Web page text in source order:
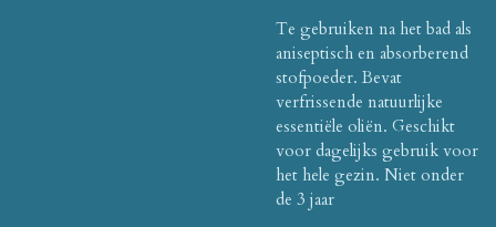
Te gebruiken na het bad als
aniseptisch en absorberend
stofpoeder. Bevat
verfrissende natuurlijke
essentiële oliën. Geschikt
voor dagelijks gebruik voor
het hele gezin. Niet onder
de 3 jaar